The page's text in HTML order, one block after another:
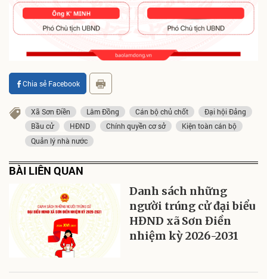
Chia sẻ Facebook
Xã Sơn Điền Lâm Đồng Cán bộ chủ chốt
Đại hội Đảng
Bầu cử
HĐND Chính quyền cơ sở
Kiện toàn cán bộ
Quản lý nhà nước
BÀI LIÊN QUAN
Danh sách những
người trúng cử đại biểu
HĐND xã Sơn Điền
nhiệm kỳ 2026-2031